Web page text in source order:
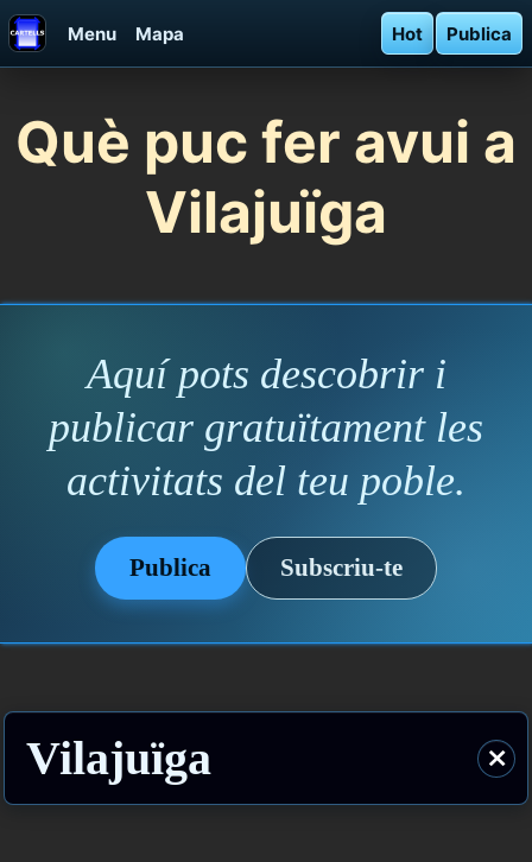
Menu Mapa Hot Publica
Què puc fer avui a
Vilajuïga
Aquí pots descobrir i
publicar gratuïtament les
activitats del teu poble.
Publica Subscriu-te
Vilajuïga ⨯